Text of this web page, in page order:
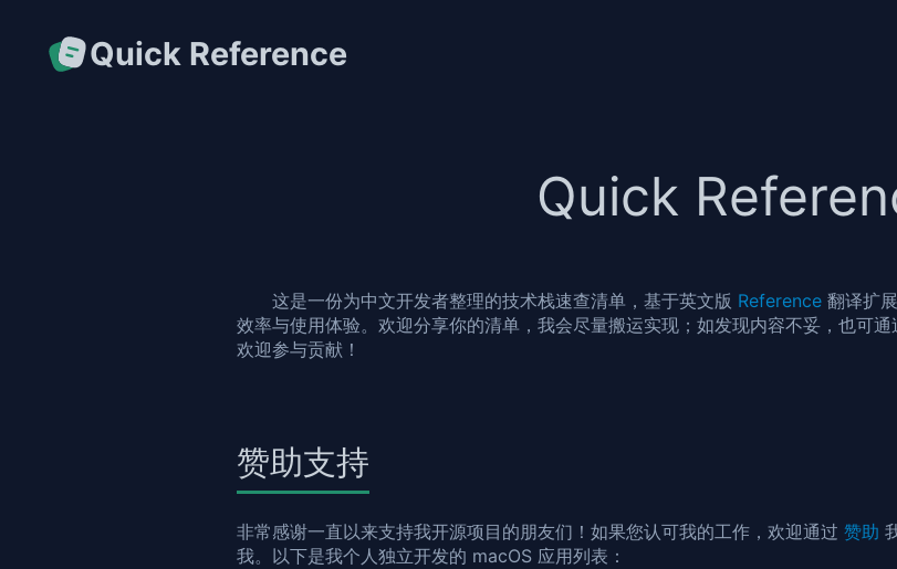
Quick Reference
Quick
这是一份为中文开发者整理的技术栈速查清单，基于英文版 Reference 翻译扩
效率与使用体验。欢迎分享你的清单，我会尽量搬运实现；如发现内容不妥，也可通
欢迎参与贡献！
赞助支持
非常感谢一直以来支持我开源项目的朋友们！如果您认可我的工作，欢迎通过 赞助
我。以下是我个人独立开发的 macOS 应用列表：